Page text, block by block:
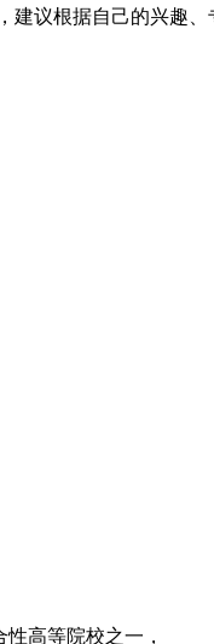
建议根据自己的兴趣
高等院校之一，